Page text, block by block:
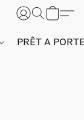
PRÊT A